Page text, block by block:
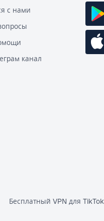
с нами
канал
Бесплатный VPN для TikTok